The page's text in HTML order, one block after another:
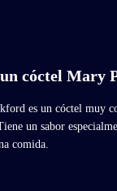
un cóctel Mary
es un cóctel muy
un sabor
comida.